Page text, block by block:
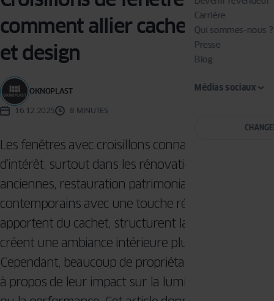
Carrière
Qui sommes-nous ?
Presse
Blog
Médias sociaux
comment allier cachet, confort
et design
OKNOPLAST
16.12.2025 8 MINUTES
Les fenêtres avec croisillons connaissent un regain
d’intérêt, surtout dans les rénovations de maisons
anciennes, restauration patrimoniale ou les projets
contemporains avec une touche rétro. Elles
apportent du cachet, structurent la façade et
créent une ambiance intérieure plus chaleureuse.
Cependant, beaucoup de propriétaires s’interrogent
à propos de leur impact sur la lumière, l’entretien